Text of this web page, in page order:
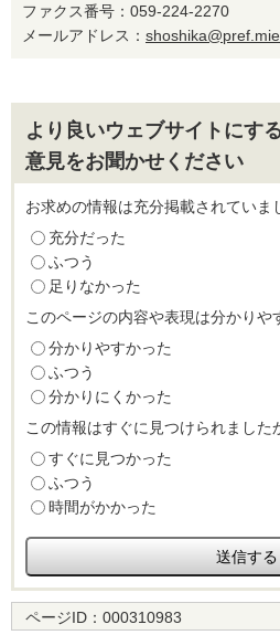
ファクス番号：059-224-2270
メールアドレス：
より良いウェブサイトにす
意見をお聞かせください
お求めの情報は充分掲載されていま
充分だった
ふつう
足りなかった
このページの内容や表現は分かりや
分かりやすかった
ふつう
分かりにくかった
この情報はすぐに見つけられました
すぐに見つかった
ふつう
時間がかかった
ページID： 000310983